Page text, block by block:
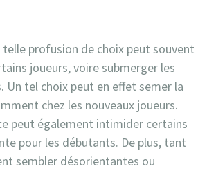
telle profusion de choix peut souvent
joueurs, voire submerger les
Un tel choix peut en effet semer la
chez les nouveaux joueurs.
peut également intimider certains
pour les débutants. De plus, tant
sembler désorientantes ou